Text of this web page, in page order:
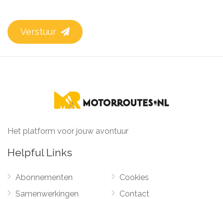
Verstuur
Het platform voor jouw avontuur
Helpful Links
Abonnementen
Samenwerkingen
Cookies
Contact